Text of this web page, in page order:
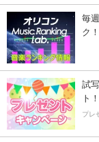
毎
ク！
試
ト！
プレ